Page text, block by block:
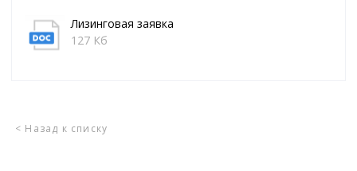
Лизинговая заявка
127 Кб
< Назад к списку